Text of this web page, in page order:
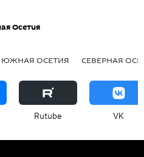
Осетия
ЮЖНАЯ ОСЕТИЯ СЕВЕРНАЯ
Rutube VK